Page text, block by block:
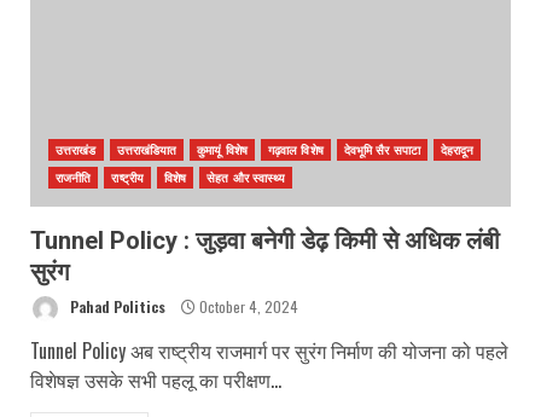
उत्तराखंड उत्तराखंडियात कुमायूं विशेष गढ़वाल विशेष देवभूमि सैर सपाटा
देहरादून
राजनीति
राष्ट्रीय विशेष सेहत और स्वास्थ्य
Tunnel Policy : जुड़वा बनेगी डेढ़ किमी से अधिक लंबी
सुरंग
Pahad Politics October 4, 2024
Tunnel Policy अब राष्ट्रीय राजमार्ग पर सुरंग निर्माण की योजना को पहले
विशेषज्ञ उसके सभी पहलू का परीक्षण...